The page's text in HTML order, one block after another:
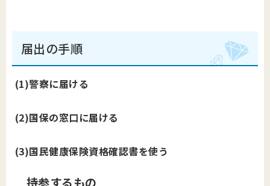
届出の手順
(1)警察に届ける
(2)国保の窓口に届ける
(3)国民健康保険資格確認書を使う
持参するもの